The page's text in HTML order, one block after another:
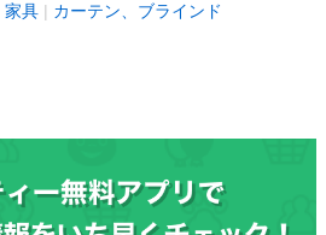
家具 カーテン、ブラインド